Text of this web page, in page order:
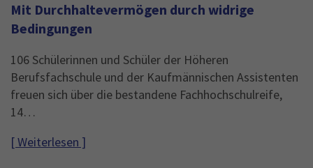
Mit Durchhaltevermögen durch widrige
Bedingungen
106 Schülerinnen und Schüler der Höheren
Berufsfachschule und der Kaufmännischen Assistenten
freuen sich über die bestandene Fachhochschulreife,
14…
[ Weiterlesen ]